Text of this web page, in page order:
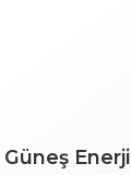
Güneş